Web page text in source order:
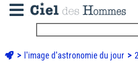
l'image d'astronomie du jour